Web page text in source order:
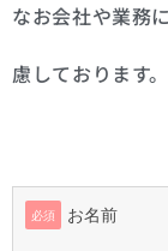
なお会社や業務
慮しております。
必須 お名前